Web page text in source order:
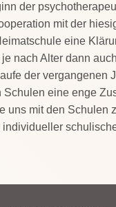
der
mit der
eine
nach Alter dann
der vergangenen
Schulen eine enge
uns mit den Schulen
individueller